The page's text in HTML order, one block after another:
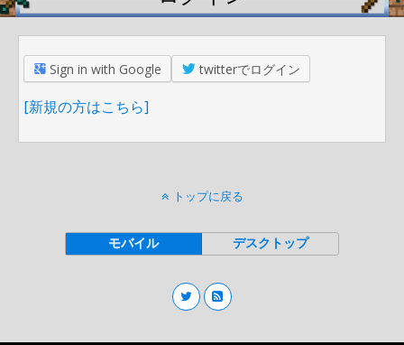
Sign in with Google twitterでログイン
[新規の方はこちら]
トップに戻る
モバイル デスクトップ